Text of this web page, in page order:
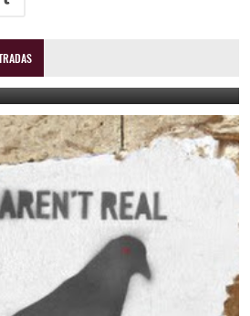
- Delirium Tremens
August 7, 2023